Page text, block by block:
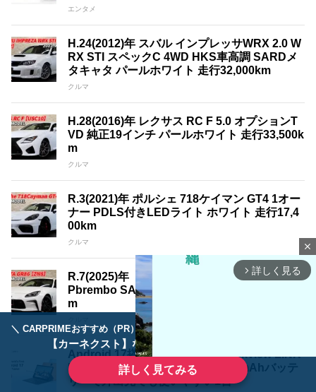
＼ CARPRIMEおすすめ（PR） ／
【カーネクスト】ならどんなクルマも高価買取
詳しく見てみる
エンタメ
H.24(2012)年 スバル インプレッサWRX 2.0 W
RX STI スペックC 4WD HKS車高調 SARDメ
タキャタ パールホワイト 走行32,000km
クルマ
H.28(2016)年 レクサス RC F 5.0 オプションT
VD 純正19インチ パールホワイト 走行33,500k
m
クルマ
R.3(2021)年 ポルシェ 718ケイマン GT4 1オー
ナー PDLS付きLEDライト ホワイト 走行17,4
00km
クルマ
R.7(2025)年 トヨタ GR86 2.4 RZ 1オーナー O
Pbrembo SACHS パールホワイト 走行3,200k
m
Android 17搭載タブレット「Blackview LINK
5」登場！11インチ大画面と8,300mAhバッテ
リーで外出先でも使いやすい1台
close
arrow_forward_ios 詳しく見る